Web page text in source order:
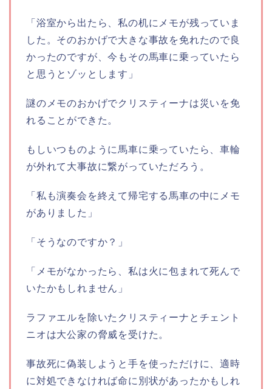
「浴室から出たら、私の机にメモが残っていま
した。そのおかげで大きな事故を免れたので良
かったのですが、今もその馬車に乗っていたら
と思うとゾッとします」
謎のメモのおかげでクリスティーナは災いを免
れることができた。
もしいつものように馬車に乗っていたら、車輪
が外れて大事故に繋がっていただろう。
「私も演奏会を終えて帰宅する馬車の中にメモ
がありました」
「そうなのですか？」
「メモがなかったら、私は火に包まれて死んで
いたかもしれません」
ラファエルを除いたクリスティーナとチェント
ニオは大公家の脅威を受けた。
事故死に偽装しようと手を使っただけに、適時
に対処できなければ命に別状があったかもしれ